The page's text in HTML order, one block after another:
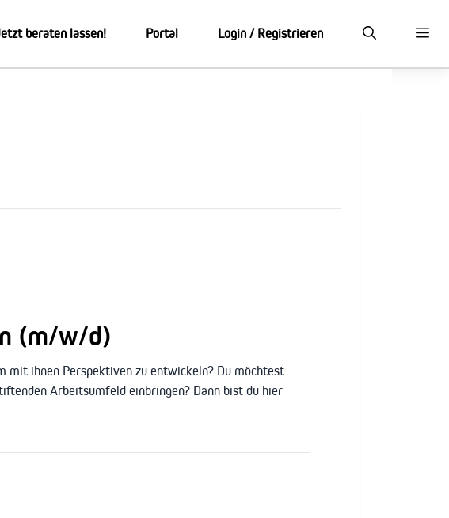
beraten lassen! Portal Login / Registrieren
(m/w/d)
mit ihnen Perspektiven zu entwickeln? Du möchtest
Arbeitsumfeld einbringen? Dann bist du hier